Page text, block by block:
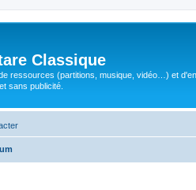
Classique
ressources (partitions, musique, vidéo…) et
sans publicité.